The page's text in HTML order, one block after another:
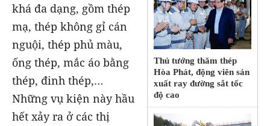
Thủ tướng thăm thép
Hòa Phát, động viên sản
xuất ray đường sắt tốc
độ cao
khá đa dạng, gồm thép
mạ, thép không gỉ cán
nguội, thép phủ màu,
ống thép, mắc áo bằng
thép, đinh thép,…
Những vụ kiện này hầu
hết xảy ra ở các thị